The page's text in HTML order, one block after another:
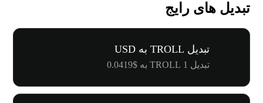
تبدیل های رایج
تبدیل TROLL به USD
تبدیل 1 TROLL به $0.0419